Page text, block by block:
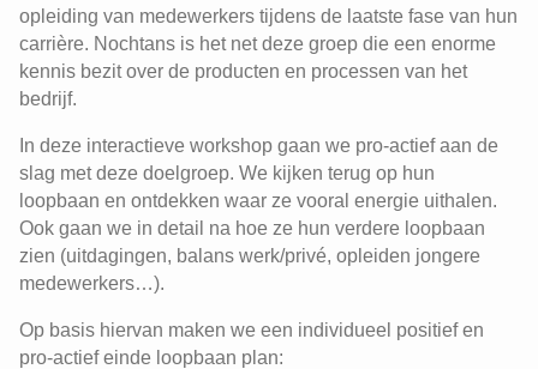
opleiding van medewerkers tijdens de laatste fase van hun
carrière. Nochtans is het net deze groep die een enorme
kennis bezit over de producten en processen van het
bedrijf.
In deze interactieve workshop gaan we pro-actief aan de
slag met deze doelgroep. We kijken terug op hun
loopbaan en ontdekken waar ze vooral energie uithalen.
Ook gaan we in detail na hoe ze hun verdere loopbaan
zien (uitdagingen, balans werk/privé, opleiden jongere
medewerkers…).
Op basis hiervan maken we een individueel positief en
pro-actief einde loopbaan plan: